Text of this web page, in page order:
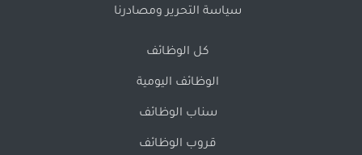
سياسة التحرير ومصادرنا
كل الوظائف
الوظائف اليومية
سناب الوظائف
قروب الوظائف